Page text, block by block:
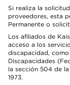
Si realiza la
proveedores, esta
Permanente o
Los afiliados de
acceso a los
discapacidad,
Discapacidades
la sección 504 de
1973.